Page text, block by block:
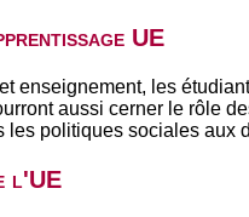
UE
enseignement, les
aussi cerner le rôle
les politiques sociales aux
l'UE